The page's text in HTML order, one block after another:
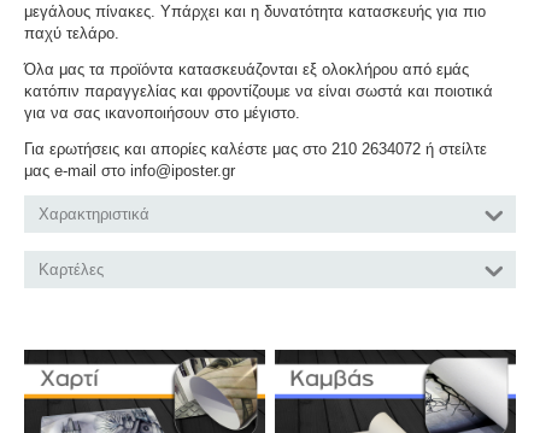
μεγάλους πίνακες. Υπάρχει και η δυνατότητα κατασκευής για πιο
παχύ τελάρο.
Όλα μας τα προϊόντα κατασκευάζονται εξ ολοκλήρου από εμάς
κατόπιν παραγγελίας και φροντίζουμε να είναι σωστά και ποιοτικά
για να σας ικανοποιήσουν στο μέγιστο.
Για ερωτήσεις και απορίες καλέστε μας στο 210 2634072 ή στείλτε
μας e-mail στο info@iposter.gr
Χαρακτηριστικά
Καρτέλες